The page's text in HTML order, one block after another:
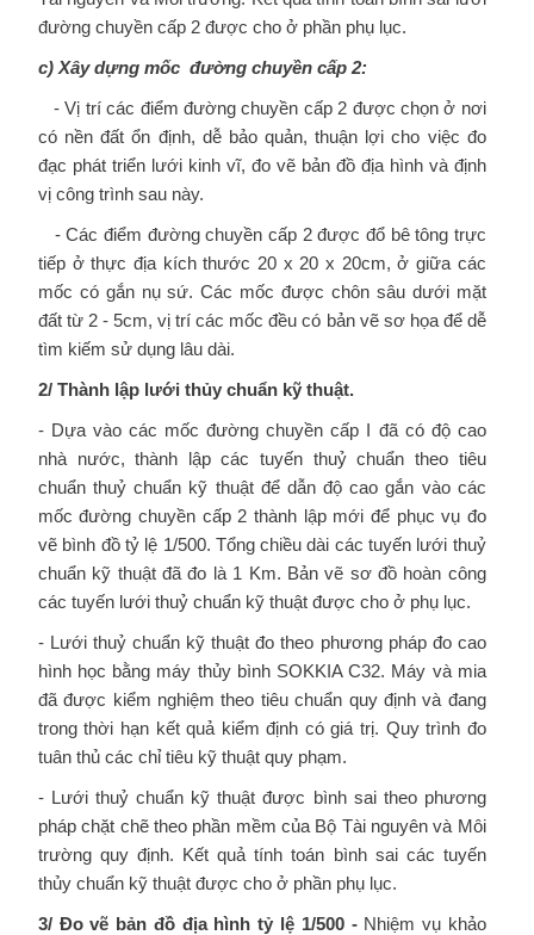
đường chuyền cấp 2 được cho ở phần phụ lục.
c) Xây dựng mốc đường chuyền cấp 2:
- Vị trí các điểm đường chuyền cấp 2 được chọn ở nơi
có nền đất ổn định, dễ bảo quản, thuận lợi cho việc đo
đạc phát triển lưới kinh vĩ, đo vẽ bản đồ địa hình và định
vị công trình sau này.
- Các điểm đường chuyền cấp 2 được đổ bê tông trực
tiếp ở thực địa kích thước 20 x 20 x 20cm, ở giữa các
mốc có gắn nụ sứ. Các mốc được chôn sâu dưới mặt
đất từ 2 - 5cm, vị trí các mốc đều có bản vẽ sơ họa để dễ
tìm kiếm sử dụng lâu dài.
2/ Thành lập lưới thủy chuẩn kỹ thuật.
- Dựa vào các mốc đường chuyền cấp I đã có độ cao
nhà nước, thành lập các tuyến thuỷ chuẩn theo tiêu
chuẩn thuỷ chuẩn kỹ thuật để dẫn độ cao gắn vào các
mốc đường chuyền cấp 2 thành lập mới để phục vụ đo
vẽ bình đồ tỷ lệ 1/500. Tổng chiều dài các tuyến lưới thuỷ
chuẩn kỹ thuật đã đo là 1 Km. Bản vẽ sơ đồ hoàn công
các tuyến lưới thuỷ chuẩn kỹ thuật được cho ở phụ lục.
- Lưới thuỷ chuẩn kỹ thuật đo theo phương pháp đo cao
hình học bằng máy thủy bình SOKKIA C32. Máy và mia
đã được kiểm nghiệm theo tiêu chuẩn quy định và đang
trong thời hạn kết quả kiểm định có giá trị. Quy trình đo
tuân thủ các chỉ tiêu kỹ thuật quy phạm.
- Lưới thuỷ chuẩn kỹ thuật được bình sai theo phương
pháp chặt chẽ theo phần mềm của Bộ Tài nguyên và Môi
trường quy định. Kết quả tính toán bình sai các tuyến
thủy chuẩn kỹ thuật được cho ở phần phụ lục.
3/ Đo vẽ bản đồ địa hình tỷ lệ 1/500 - Nhiệm vụ khảo